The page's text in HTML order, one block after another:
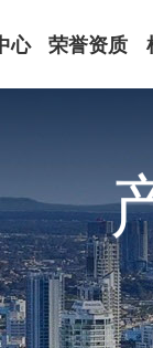
心 荣誉资质